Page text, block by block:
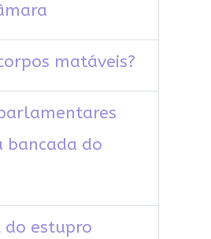
matáveis?
bancada do
do estupro